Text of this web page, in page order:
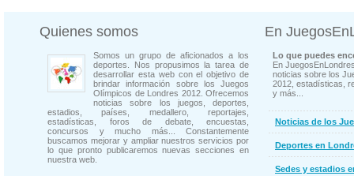
Quienes somos
Somos un grupo de aficionados a los
deportes. Nos propusimos la tarea de
desarrollar esta web con el objetivo de
brindar información sobre los Juegos
Olímpicos de Londres 2012. Ofrecemos
noticias sobre los juegos, deportes,
estadios, países, medallero, reportajes,
estadísticas, foros de debate, encuestas,
concursos y mucho más... Constantemente
buscamos mejorar y ampliar nuestros servicios por
lo que pronto publicaremos nuevas secciones en
nuestra web.
En
Lo que puedes
En
noticias sobre los
2012, estadísticas,
y más...
Noticias de los
Deportes en
Sedes y estadios